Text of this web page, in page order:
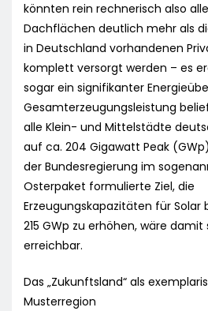
könnten rein rechnerisch also
Dachflächen deutlich mehr als
in Deutschland vorhandenen
komplett versorgt werden – es
sogar ein signifikanter
Gesamterzeugungsleistung
alle Klein- und Mittelstädte
auf ca. 204 Gigawatt Peak
der Bundesregierung im
Osterpaket formulierte Ziel, die
Erzeugungskapazitäten für Solar
215 GWp zu erhöhen, wäre
erreichbar.
Das „Zukunftsland“ als
Musterregion